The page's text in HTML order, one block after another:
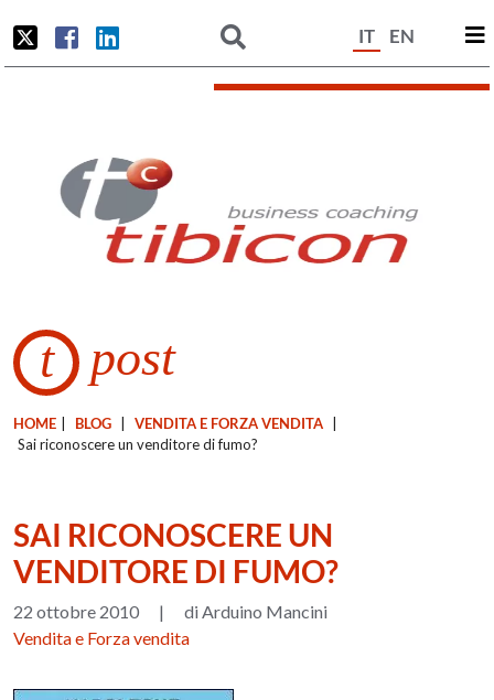
IT EN
t post
HOME BLOG VENDITA E FORZA VENDITA
Sai riconoscere un venditore di fumo?
SAI RICONOSCERE UN
VENDITORE DI FUMO?
22 ottobre 2010 |
di Arduino Mancini
Vendita e Forza vendita